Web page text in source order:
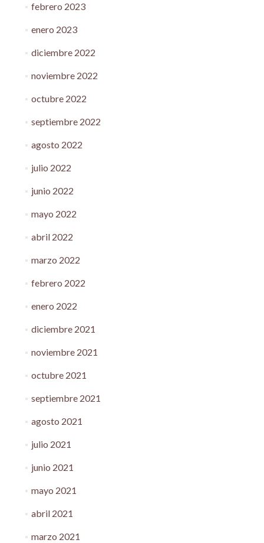
febrero 2023
enero 2023
diciembre 2022
noviembre 2022
octubre 2022
septiembre 2022
agosto 2022
julio 2022
junio 2022
mayo 2022
abril 2022
marzo 2022
febrero 2022
enero 2022
diciembre 2021
noviembre 2021
octubre 2021
septiembre 2021
agosto 2021
julio 2021
junio 2021
mayo 2021
abril 2021
marzo 2021